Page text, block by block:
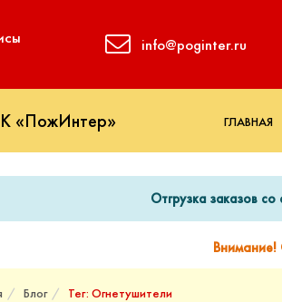
info@poginter.ru
«ПожИнтер» ГЛАВНАЯ
Отгрузка заказов
Блог Тег: Огнетушители